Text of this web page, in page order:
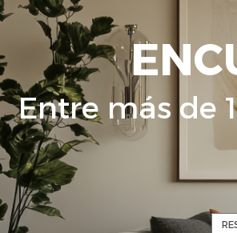
Entre más de